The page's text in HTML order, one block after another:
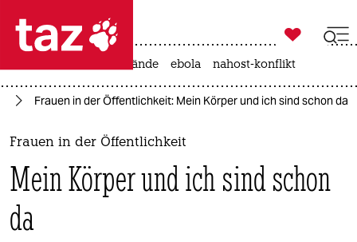
 taz zahl ich
taz zahl ich
themen
politik
öko

taz zahl ich
waldbrände ebola nahost-konflikt
Frauen in der Öffentlichkeit: Mein Körper und ich sind schon da
Frauen in der Öffentlichkeit
Mein Körper und ich sind schon
da